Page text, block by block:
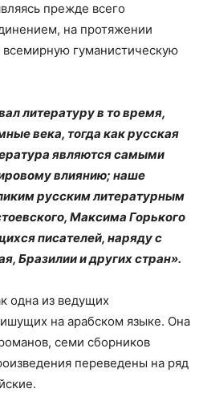
прежде всего
на протяжении
гуманистическую
литературу в то время,
века, тогда как русская
являются самыми
влиянию; наше
русским литературным
Максима Горького
писателей, наряду с
Бразилии и других стран».
одна из ведущих
на арабском языке. Она
семи сборников
переведены на ряд